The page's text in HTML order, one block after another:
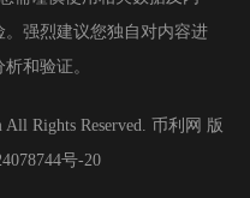
强烈建议您独自对内容进
和验证。
Rights Reserved. 币利网 版
号-20